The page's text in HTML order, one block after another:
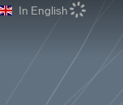
In English